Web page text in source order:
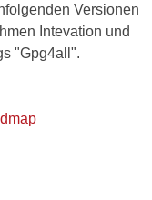
Versionen
Intevation und
"Gpg4all".